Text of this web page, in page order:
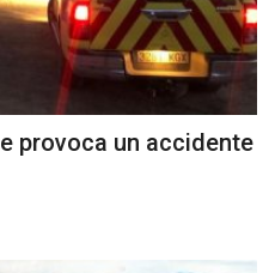
provoca un accidente